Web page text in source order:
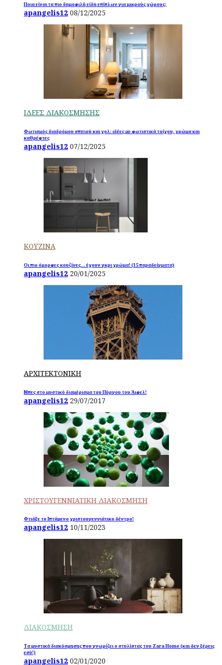
Ποια είναι τα πιο δημοφιλή είδη επίπλων για μικρούς χώρους;
apangelis12 08/12/2025
ΙΔΕΕΣ ΔΙΑΚΟΣΜΗΣΗΣ
Φωτισμός διαδρόμου σπιτιού και χολ: ιδέες με φωτιστικά τοίχου, χρώμα και
καθρέφτες
apangelis12 07/12/2025
ΚΟΥΖΙΝΑ
Οι πιο όμορφες κουζίνες… έχουν γκρι χρώμα! (15 παραδείγματα)
apangelis12 20/01/2025
ΑΡΧΙΤΕΚΤΟΝΙΚΗ
Μπες στο μυστικό διαμέρισμα του Πύργου του Άιφελ!
apangelis12 29/07/2017
ΧΡΙΣΤΟΥΓΕΝΝΙΑΤΙΚΗ ΔΙΑΚΟΣΜΗΣΗ
Φτιάξε το Ιπτάμενο χριστουγεννιάτικο δέντρο!
apangelis12 10/11/2023
ΔΙΑΚΟΣΜΗΣΗ
Τα μυστικά διακόσμησης που γνωρίζει ο στυλίστας του Zara Home (και δεν ξέρεις
εσύ!)
apangelis12 02/01/2020